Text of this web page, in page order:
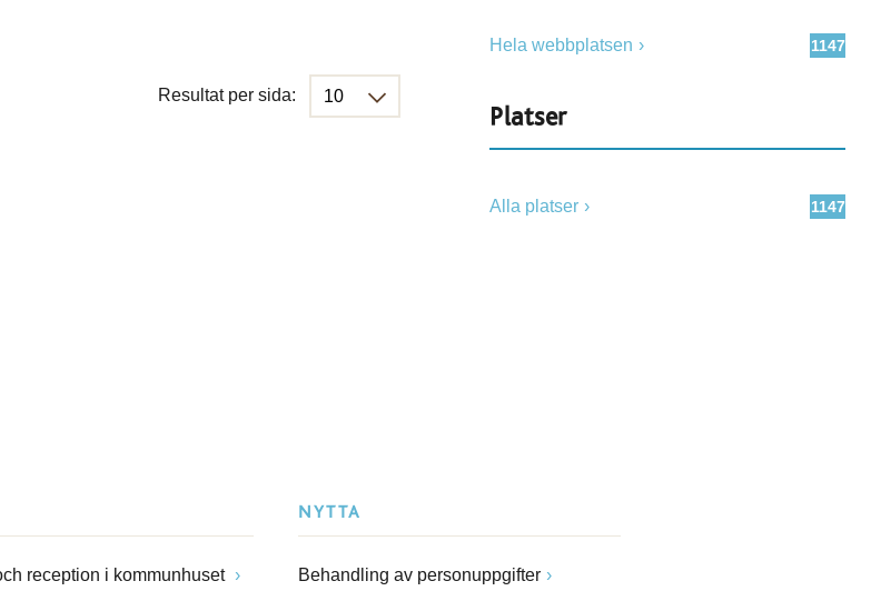
Resultat per sida:
1147
Hela webbplatsen
Platser
1147
Alla platser
reception i kommunhuset
NYTTA
Behandling av personuppgifter